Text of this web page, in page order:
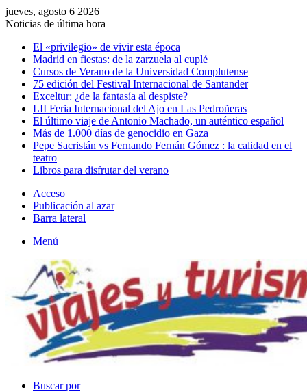
jueves, agosto 6 2026
Noticias de última hora
El «privilegio» de vivir esta época
Madrid en fiestas: de la zarzuela al cuplé
Cursos de Verano de la Universidad Complutense
75 edición del Festival Internacional de Santander
Exceltur: ¿de la fantasía al despiste?
LII Feria Internacional del Ajo en Las Pedroñeras
El último viaje de Antonio Machado, un auténtico español
Más de 1.000 días de genocidio en Gaza
Pepe Sacristán vs Fernando Fernán Gómez : la calidad en el
teatro
Libros para disfrutar del verano
Acceso
Publicación al azar
Barra lateral
Menú
Buscar por